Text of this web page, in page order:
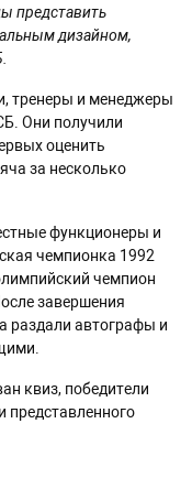
представить
дизайном,
тренеры и менеджеры
Они получили
оценить
за несколько
функционеры и
чемпионка 1992
чемпион
завершения
раздали автографы и
квиз, победители
представленного